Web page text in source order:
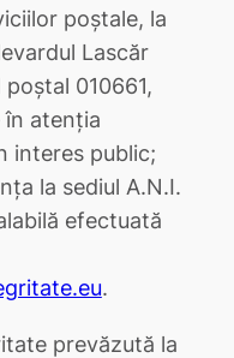
poștale, la
Lascăr
010661,
în atenția
interes public;
la sediul A.N.I.
efectuată
.
prevăzută la